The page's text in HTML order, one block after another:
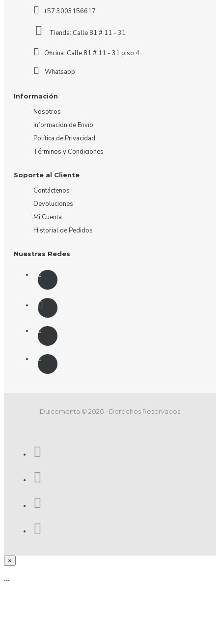
+57 3003156617
Tienda: Calle 81 # 11 - 31
Oficina: Calle 81 # 11 - 31 piso 4
Whatsapp
Información
Nosotros
Información de Envío
Política de Privacidad
Términos y Condiciones
Soporte al Cliente
Contáctenos
Devoluciones
Mi Cuenta
Historial de Pedidos
Nuestras Redes
Dulcementa © 2026 - Derechos Reservados
×
...